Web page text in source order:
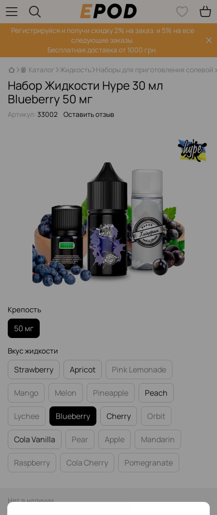
Регистрируйся‌ и получи скидку 2% на заказ, и 5% на все
следующие заказы.
Бесплатная доставка от 1000 грн.
📙 Каталог Жидкость Наборы для приготовления солевой
Набор Жидкости Hype 30 мл
Blueberry 50 мг
Артикул: 33002 Оставить отзыв
Крепость
50 мг
Вкус жидкости
Strawberry Apricot Pink Lemonade
Mango Melon Pineapple Peach
Lychee Blueberry Cherry Orbit
Cola Vanilla Pear Apple Mandarin
Raspberry Cola Cherry Pomegranate
Нет в наличии